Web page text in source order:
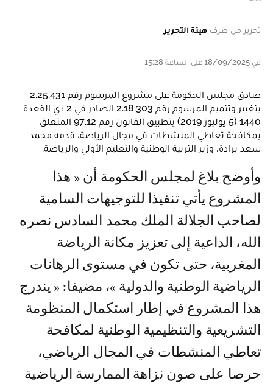
تحرير من طرف هيئة التحرير
في 18/09/2025 على الساعة 15:28
صادق مجلس الحكومة على مشروع المرسوم رقم 2.25.431
بتغيير وتتميم المرسوم رقم 2.18.303 الصادر في 2 ذي القعدة
1440 (5 يوليوز 2019) بتطبيق القانون رقم 97.12 المتعلق
بمكافحة تعاطي المنشطات في مجال الرياضة، قدمه محمد
سعد برادة، وزير التربية الوطنية والتعليم الأولي والرياضة.
وأوضح بلاغ لمجلس الحكومة أن « هذا
المشروع يأتي تنفيذا للتوجيهات السامية
لصاحب الجلالة الملك محمد السادس نصره
الله، الداعية إلى تعزيز مكانة الرياضة
المغربية، حتى تكون في مستوى الرهانات
الرياضية الوطنية والدولية »، مضيفا: « يندرج
هذا المشروع في إطار استكمال المنظومة
التشريعية والتنظيمية الوطنية لمكافحة
تعاطي المنشطات في المجال الرياضي،
حرصا على صون نزاهة الممارسة الرياضية